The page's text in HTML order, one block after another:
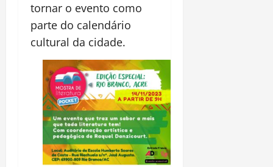
tornar o evento como
parte do calendário
cultural da cidade.